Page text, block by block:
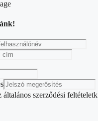
általános szerződési feltételetk